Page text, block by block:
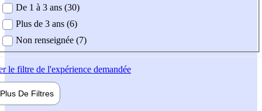
De 1 à 3 ans (30)
Plus de 3 ans (6)
Non renseignée (7)
le filtre de l'expérience demandée
Plus De Filtres